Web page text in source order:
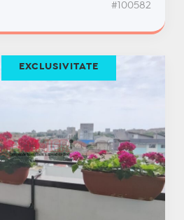
#100582
EXCLUSIVITATE